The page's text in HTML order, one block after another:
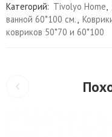
Категорий: Tivolyo Home,
ванной 60*100 см.,
ковриков 50*70 и 60*100